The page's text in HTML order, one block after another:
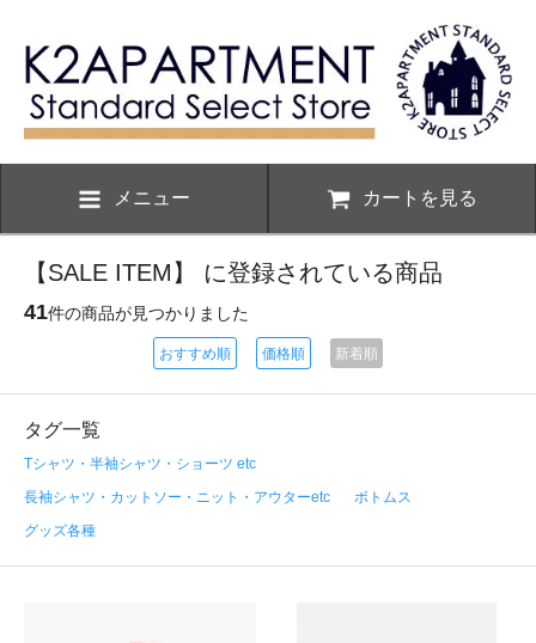
メニュー カートを見る
【SALE ITEM】 に登録されている商品
41件の商品が見つかりました
おすすめ順 価格順 新着順
タグ一覧
Tシャツ・半袖シャツ・ショーツ etc
長袖シャツ・カットソー・ニット・アウターetc
ボトムス
グッズ各種